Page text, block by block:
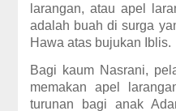
larangan, atau apel
adalah buah di surga
Hawa atas bujukan Iblis.
Bagi kaum Nasrani,
memakan apel
turunan bagi anak